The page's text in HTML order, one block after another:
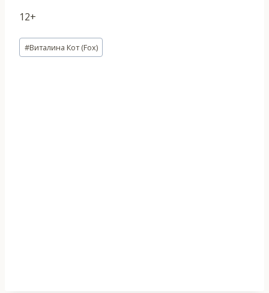
12+
Метки
записи:
#Виталина Кот (Fox)